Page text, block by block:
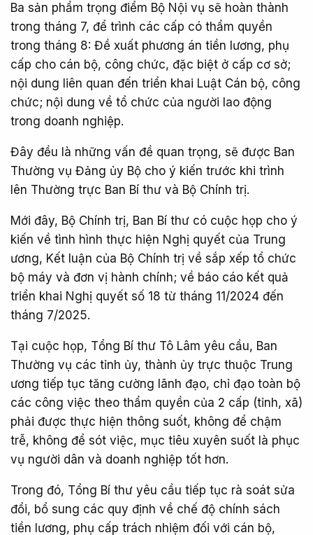
Ba sản phẩm trọng điểm Bộ Nội vụ sẽ hoàn thành
trong tháng 7, để trình các cấp có thẩm quyền
trong tháng 8: Đề xuất phương án tiền lương, phụ
cấp cho cán bộ, công chức, đặc biệt ở cấp cơ sở;
nội dung liên quan đến triển khai Luật Cán bộ, công
chức; nội dung về tổ chức của người lao động
trong doanh nghiệp.
Đây đều là những vấn đề quan trọng, sẽ được Ban
Thường vụ Đảng ủy Bộ cho ý kiến trước khi trình
lên Thường trực Ban Bí thư và Bộ Chính trị.
Mới đây, Bộ Chính trị, Ban Bí thư có cuộc họp cho ý
kiến về tình hình thực hiện Nghị quyết của Trung
ương, Kết luận của Bộ Chính trị về sắp xếp tổ chức
bộ máy và đơn vị hành chính; về báo cáo kết quả
triển khai Nghị quyết số 18 từ tháng 11/2024 đến
tháng 7/2025.
Tại cuộc họp, Tổng Bí thư Tô Lâm yêu cầu, Ban
Thường vụ các tỉnh ủy, thành ủy trực thuộc Trung
ương tiếp tục tăng cường lãnh đạo, chỉ đạo toàn bộ
các công việc theo thẩm quyền của 2 cấp (tỉnh, xã)
phải được thực hiện thông suốt, không để chậm
trễ, không để sót việc, mục tiêu xuyên suốt là phục
vụ người dân và doanh nghiệp tốt hơn.
Trong đó, Tổng Bí thư yêu cầu tiếp tục rà soát sửa
đổi, bổ sung các quy định về chế độ chính sách
tiền lương, phụ cấp trách nhiệm đối với cán bộ,